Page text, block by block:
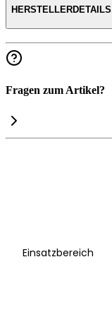
HERSTELLERDETAILS
Fragen zum Artikel?
Einsatzbereich